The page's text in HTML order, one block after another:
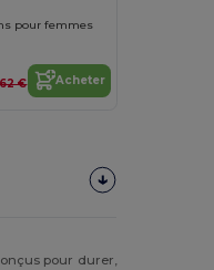
pour femmes
€ Acheter
pour durer,